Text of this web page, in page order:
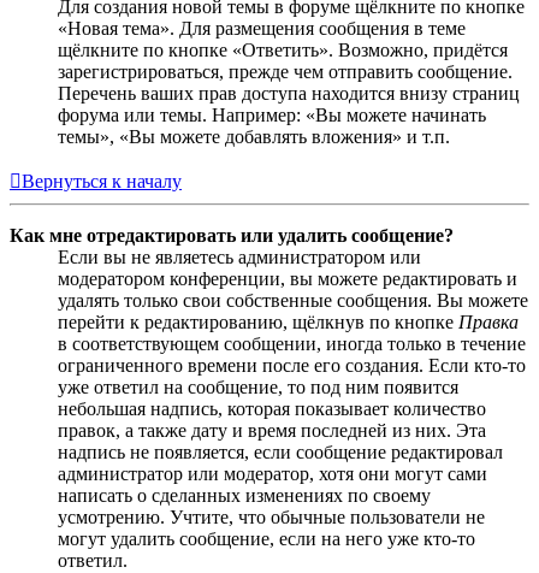
Для создания новой темы в форуме щёлкните по кнопке
«Новая тема». Для размещения сообщения в теме
щёлкните по кнопке «Ответить». Возможно, придётся
зарегистрироваться, прежде чем отправить сообщение.
Перечень ваших прав доступа находится внизу страниц
форума или темы. Например: «Вы можете начинать
темы», «Вы можете добавлять вложения» и т.п.
Вернуться к началу
Как мне отредактировать или удалить сообщение?
Если вы не являетесь администратором или
модератором конференции, вы можете редактировать и
удалять только свои собственные сообщения. Вы можете
перейти к редактированию, щёлкнув по кнопке Правка
в соответствующем сообщении, иногда только в течение
ограниченного времени после его создания. Если кто-то
уже ответил на сообщение, то под ним появится
небольшая надпись, которая показывает количество
правок, а также дату и время последней из них. Эта
надпись не появляется, если сообщение редактировал
администратор или модератор, хотя они могут сами
написать о сделанных изменениях по своему
усмотрению. Учтите, что обычные пользователи не
могут удалить сообщение, если на него уже кто-то
ответил.